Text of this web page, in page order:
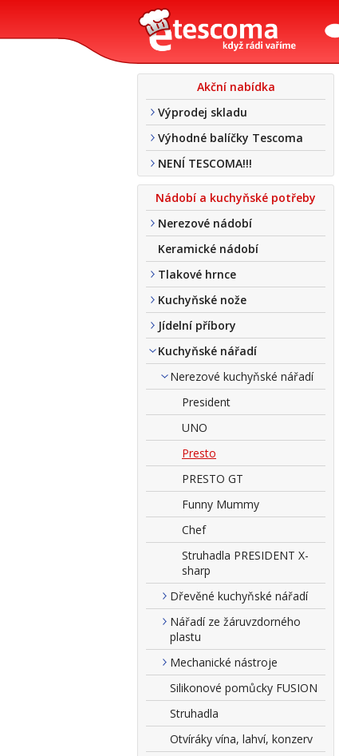
Akční nabídka
Výprodej skladu
Výhodné balíčky Tescoma
NENÍ TESCOMA!!!
Nádobí a kuchyňské potřeby
Nerezové nádobí
Keramické nádobí
Tlakové hrnce
Kuchyňské nože
Jídelní příbory
Kuchyňské nářadí
Nerezové kuchyňské nářadí
President
UNO
Presto
PRESTO GT
Funny Mummy
Chef
Struhadla PRESIDENT X-
sharp
Dřevěné kuchyňské nářadí
Nářadí ze žáruvzdorného
plastu
Mechanické nástroje
Silikonové pomůcky FUSION
Struhadla
Otvíráky vína, lahví, konzerv